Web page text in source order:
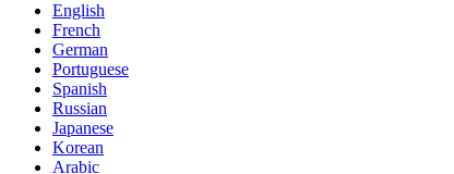
English
French
German
Portuguese
Spanish
Russian
Japanese
Korean
Arabic